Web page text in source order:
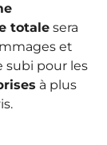
totale sera
et
subi pour les
à plus